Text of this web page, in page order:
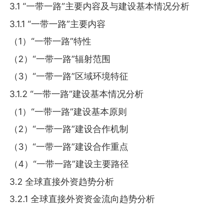
3.1 “一带一路”主要内容及与建设基本情况分析
3.1.1 “一带一路”主要内容
（1）“一带一路”特性
（2）“一带一路”辐射范围
（3）“一带一路”区域环境特征
3.1.2 “一带一路”建设基本情况分析
（1）“一带一路”建设基本原则
（2）“一带一路”建设合作机制
（3）“一带一路”建设合作重点
（4）“一带一路”建设主要路径
3.2 全球直接外资趋势分析
3.2.1 全球直接外资资金流向趋势分析